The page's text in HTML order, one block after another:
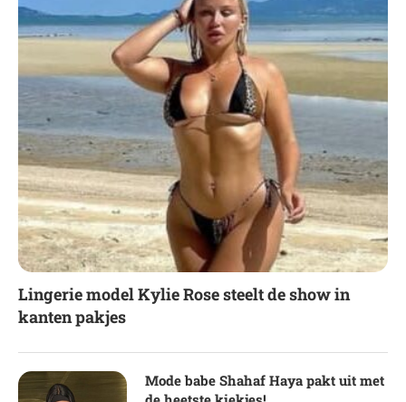
Lingerie model Kylie Rose steelt de show in
kanten pakjes
Mode babe Shahaf Haya pakt uit met